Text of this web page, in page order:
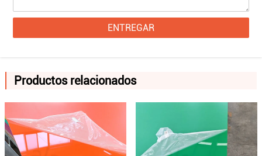
ENTREGAR
Productos relacionados